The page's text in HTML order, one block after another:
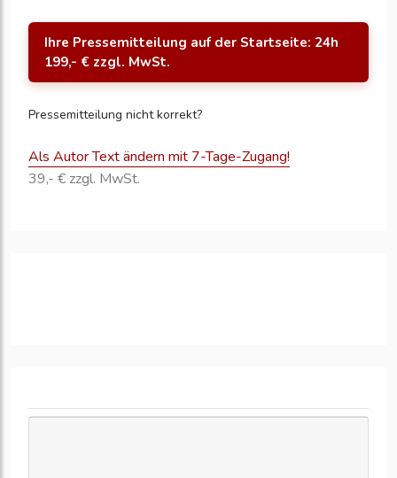
Ihre Pressemitteilung auf der Startseite: 24h
199,- € zzgl. MwSt.
Pressemitteilung nicht korrekt?
Als Autor Text ändern mit 7-Tage-Zugang!
39,- € zzgl. MwSt.